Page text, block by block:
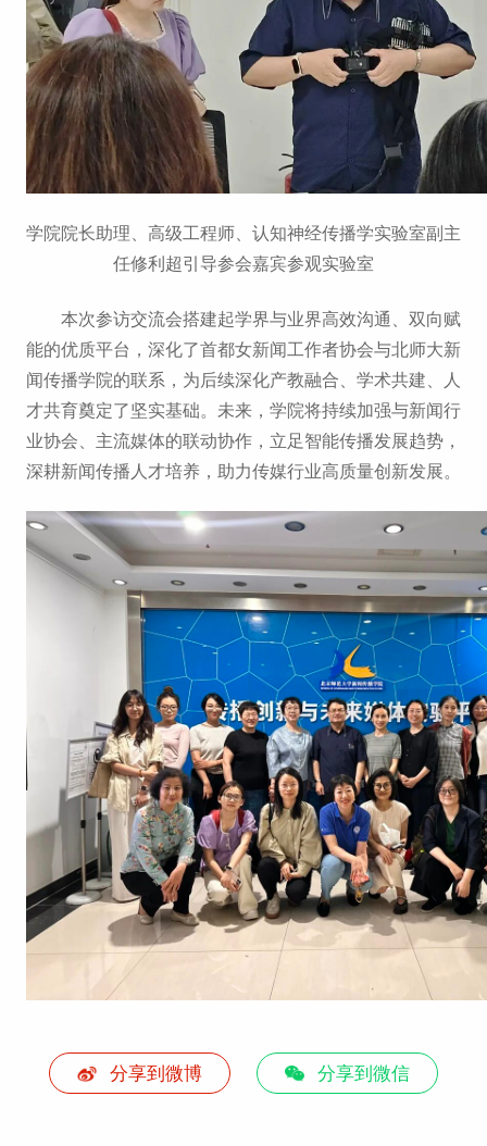
学院院长助理、高级工程师、认知神经传播学实验室副主
任修利超引导参会嘉宾参观实验室
本次参访交流会搭建起学界与业界高效沟通、双向赋
能的优质平台，深化了首都女新闻工作者协会与北师大新
闻传播学院的联系，为后续深化产教融合、学术共建、人
才共育奠定了坚实基础。未来，学院将持续加强与新闻行
业协会、主流媒体的联动协作，立足智能传播发展趋势，
深耕新闻传播人才培养，助力传媒行业高质量创新发展。
分享到微博 分享到微信